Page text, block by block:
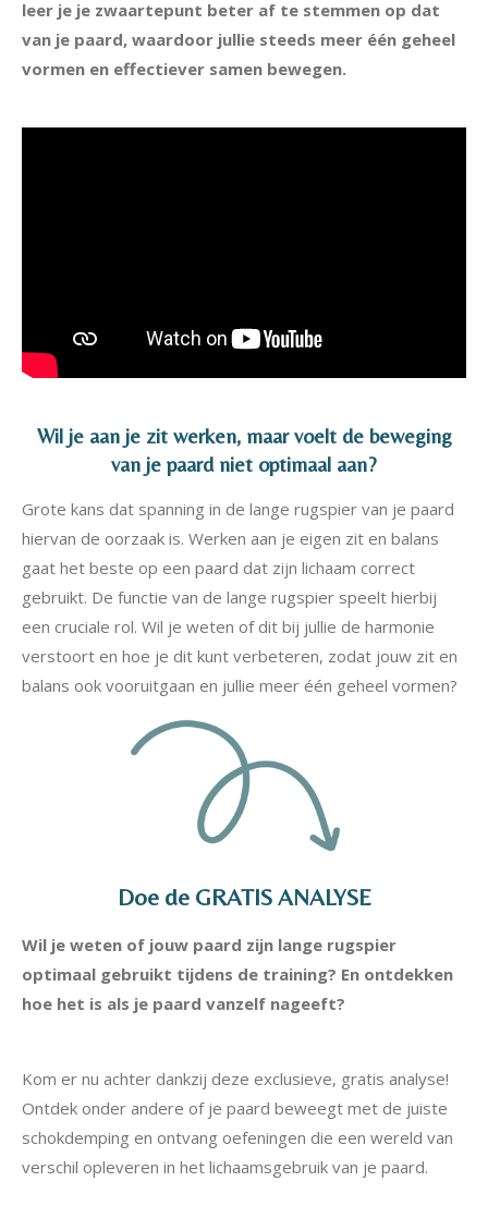
leer je je zwaartepunt beter af te stemmen op dat
van je paard, waardoor jullie steeds meer één geheel
vormen en effectiever samen bewegen.
Wil je aan je zit werken, maar voelt de beweging
van je paard niet optimaal aan?
Grote kans dat spanning in de lange rugspier van je paard
hiervan de oorzaak is. Werken aan je eigen zit en balans
gaat het beste op een paard dat zijn lichaam correct
gebruikt. De functie van de lange rugspier speelt hierbij
een cruciale rol. Wil je weten of dit bij jullie de harmonie
verstoort en hoe je dit kunt verbeteren, zodat jouw zit en
balans ook vooruitgaan en jullie meer één geheel vormen?
Doe de GRATIS ANALYSE
Wil je weten of jouw paard zijn lange rugspier
optimaal gebruikt tijdens de training? En ontdekken
hoe het is als je paard vanzelf nageeft?
Kom er nu achter dankzij deze exclusieve, gratis analyse!
Ontdek onder andere of je paard beweegt met de juiste
schokdemping en ontvang oefeningen die een wereld van
verschil opleveren in het lichaamsgebruik van je paard.